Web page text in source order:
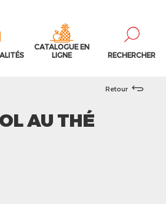
CATALOGUE EN
LIGNE
RECHERCHER
Retour
AU THÉ